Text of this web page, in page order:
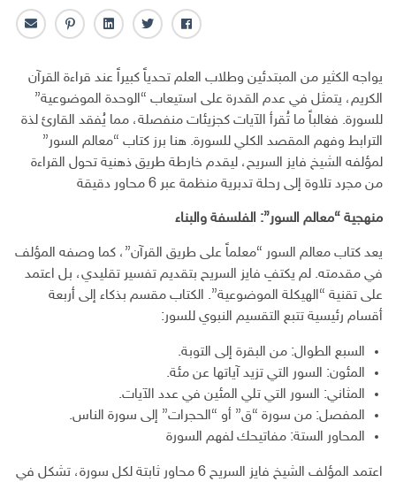
ف
ي
س
ب
و
ك
ت
ي
ت
ل
ـ
د
ا
ن
ب
س
ت
ا
ر
د
ل
ر
و
يواجه الكثير من المبتدئين وطلاب العلم تحدياً كبيراً عند قراءة القرآن
الكريم، يتمثل في عدم القدرة على استيعاب “الوحدة الموضوعية”
للسورة. فغالباً ما تُقرأ الآيات كجزيئات منفصلة، مما يُفقد القارئ لذة
الترابط وفهم المقصد الكلي للسورة. هنا برز كتاب “معالم السور”
لمؤلفه الشيخ فايز السريح، ليقدم خارطة طريق ذهنية تحول القراءة
من مجرد تلاوة إلى رحلة تدبرية منظمة عبر 6 محاور دقيقة
منهجية “معالم السور”: الفلسفة والبناء
يعد كتاب معالم السور “معلماً على طريق القرآن”، كما وصفه المؤلف
في مقدمته. لم يكتفِ فايز السريح بتقديم تفسير تقليدي، بل اعتمد
على تقنية “الهيكلة الموضوعية”. الكتاب مقسم بذكاء إلى أربعة
أقسام رئيسية تتبع التقسيم النبوي للسور:
السبع الطوال: من البقرة إلى التوبة.
المئون: السور التي تزيد آياتها عن مئة.
المثاني: السور التي تلي المئين في عدد الآيات.
المفصل: من سورة “ق” أو “الحجرات” إلى سورة الناس.
المحاور الستة: مفاتيحك لفهم السورة
اعتمد المؤلف الشيخ فايز السريح 6 محاور ثابتة لكل سورة، تشكل في